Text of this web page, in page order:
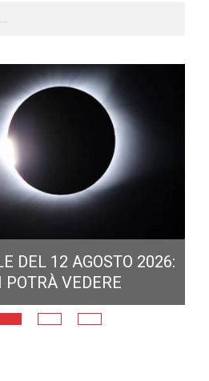
DEL 12 AGOSTO 2026:
POTRÀ VEDERE